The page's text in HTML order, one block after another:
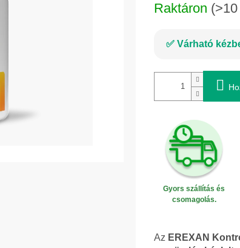
Raktáron
Várható
Gyors szállítás és
csomagolás.
Az EREXAN